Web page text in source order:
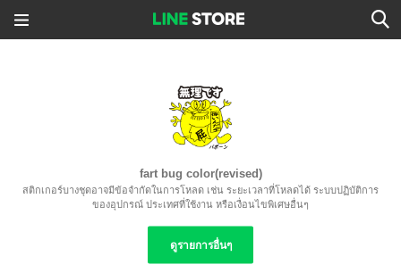
fart bug color(revised)
สติกเกอร์บางชุดอาจมีข้อจำกัดในการโหลด เช่น ระยะเวลาที่โหลดได้ ระบบปฏิบัติการ
ของอุปกรณ์ ประเทศที่ใช้งาน หรือเงื่อนไขพิเศษอื่นๆ
ดูรายการอื่นๆ